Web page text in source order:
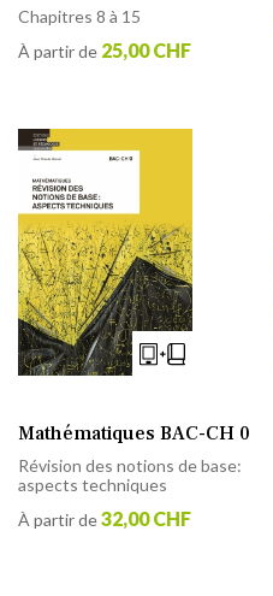
Chapitres 8 à 15
À partir de 25,00 CHF
Mathématiques BAC-CH 0
Révision des notions de base:
aspects techniques
À partir de32,00 CHF